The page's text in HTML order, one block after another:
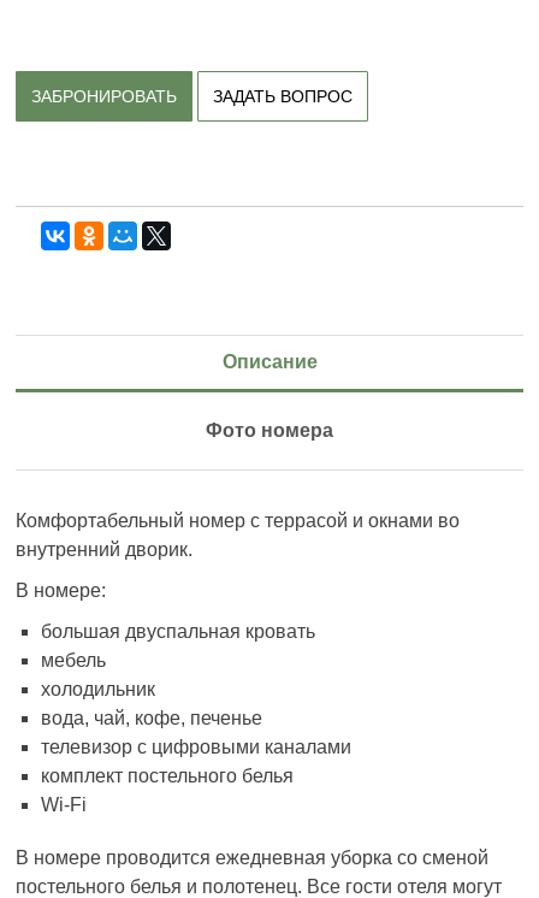
ЗАБРОНИРОВАТЬ ЗАДАТЬ ВОПРОС
Описание
Фото номера
Комфортабельный номер с террасой и окнами во
внутренний дворик.
В номере:
большая двуспальная кровать
мебель
холодильник
вода, чай, кофе, печенье
телевизор с цифровыми каналами
комплект постельного белья
Wi-Fi
В номере проводится ежедневная уборка со сменой
постельного белья и полотенец. Все гости отеля могут